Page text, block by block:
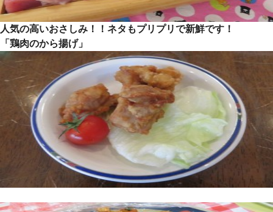
人気の高いおさしみ！！ネタもプリプリで新鮮です！
「鶏肉のから揚げ」